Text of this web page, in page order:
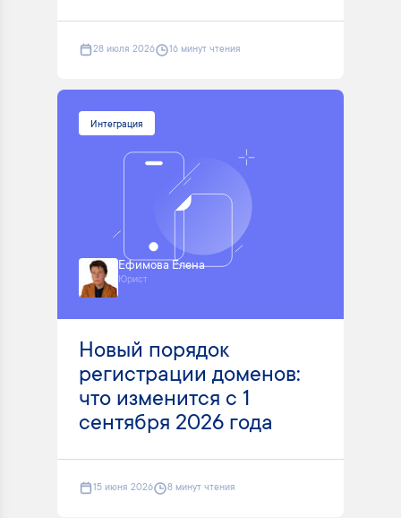
28 июля 2026 16 минут чтения
Интеграция
Ефимова Елена
Юрист
Новый порядок
регистрации доменов:
что изменится с 1
сентября 2026 года
15 июня 2026 8 минут чтения